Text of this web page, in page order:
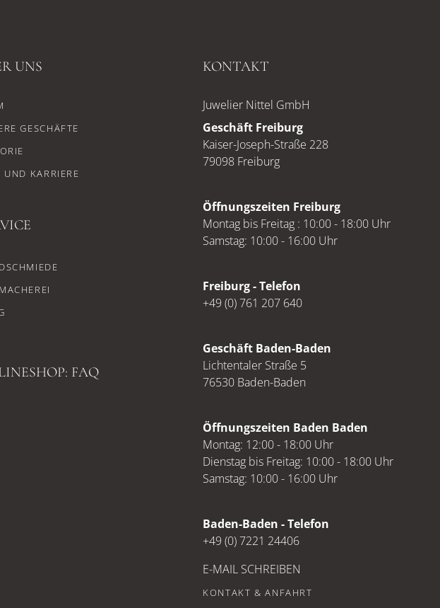
UNS
GESCHÄFTE
UND KARRIERE
FAQ
KONTAKT
Juwelier Nittel GmbH
Geschäft Freiburg
Kaiser-Joseph-Straße 228
79098 Freiburg
Öffnungszeiten Freiburg
Montag bis Freitag : 10:00 - 18:00 Uhr
Samstag: 10:00 - 16:00 Uhr
Freiburg - Telefon
+49 (0) 761 207 640
Geschäft Baden-Baden
Lichtentaler Straße 5
76530 Baden-Baden
Öffnungszeiten Baden Baden
Montag: 12:00 - 18:00 Uhr
Dienstag bis Freitag: 10:00 - 18:00 Uhr
Samstag: 10:00 - 16:00 Uhr
Baden-Baden - Telefon
+49 (0) 7221 24406
E-MAIL SCHREIBEN
KONTAKT & ANFAHRT